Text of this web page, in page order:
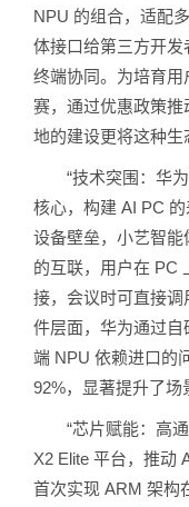
NPU 的组合，适配
体接口给第三方开
终端协同。为培育
赛，通过优惠政策
地的建设更将这种生
“技术突围：华为
核心，构建 AI PC
设备壁垒，小艺智
的互联，用户在 PC
接，会议时可直接
件层面，华为通过
端 NPU 依赖进口的
92%，显著提升了场
“芯片赋能：高通
X2 Elite 平台，推动
首次实现 ARM 架构